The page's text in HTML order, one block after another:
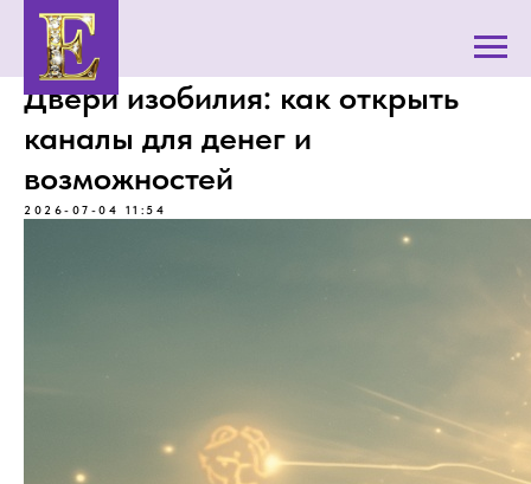
Двери изобилия: как открыть
каналы для денег и
возможностей
2026-07-04 11:54